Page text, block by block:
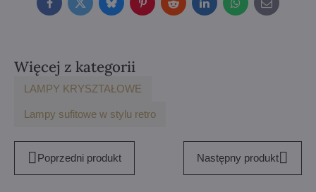
FacebookTwitterBlueskyPinterestRedditLinkedInWhatsApp
E-
mail
Więcej z kategorii
LAMPY KRYSZTAŁOWE
Lampy sufitowe w stylu retro
Poprzedni produkt Następny produkt